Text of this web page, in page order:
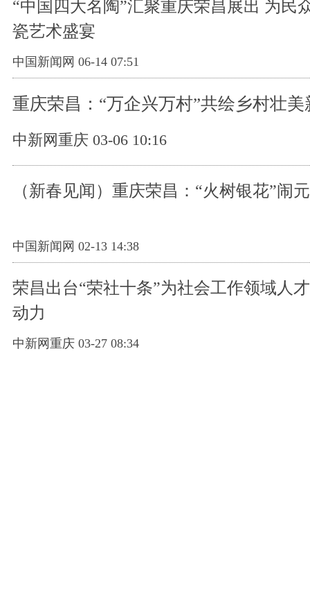
“中国四大名陶”汇聚重庆荣昌展出 为民
瓷艺术盛宴
中国新闻网 06-14 07:51
重庆荣昌：“万企兴万村”共绘乡村壮美
中新网重庆 03-06 10:16
（新春见闻）重庆荣昌：“火树银花”闹
中国新闻网 02-13 14:38
荣昌出台“荣社十条”为社会工作领域人
动力
中新网重庆 03-27 08:34